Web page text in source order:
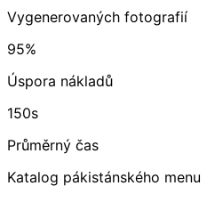
Vygenerovaných fotografií
95%
Úspora nákladů
150s
Průměrný čas
Katalog pákistánského menu